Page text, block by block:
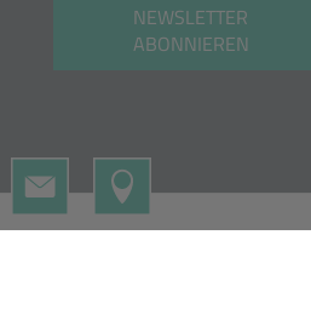
NEWSLETTER
ABONNIEREN
KONTAKTFORMULAR
MAP